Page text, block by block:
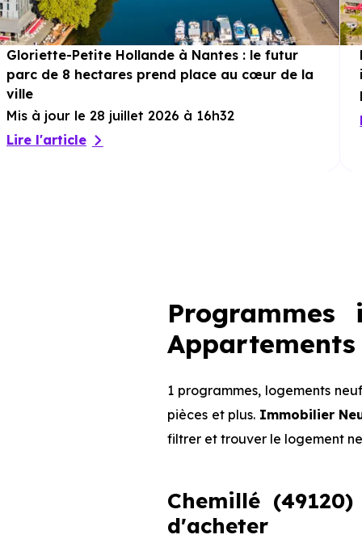
Gloriette-Petite Hollande à Nantes : le futur
parc de 8 hectares prend place au cœur de la
ville
Mis à jour le 28 juillet 2026 à 16h32
Lire l'article
Appartements
1 programmes, logements
pièces et plus. Immobilier
filtrer et trouver le logement
Chemillé
d'acheter